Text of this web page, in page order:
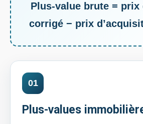
Plus-value brute = prix
corrigé − prix
01
Plus-values